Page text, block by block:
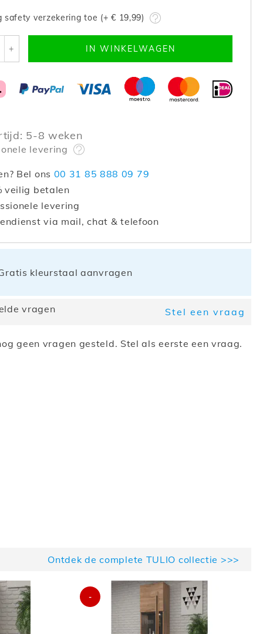
safety verzekering toe (+€ 19,99)
+ IN WINKELWAGEN
5-8 weken
levering
Bel ons 00 31 85 888 09 79
veilig betalen
levering
via mail, chat & telefoon
kleurstaal aanvragen
vragen Stel een vraag
geen vragen gesteld. Stel als eerste een vraag.
Ontdek de complete TULIO collectie >>>
-